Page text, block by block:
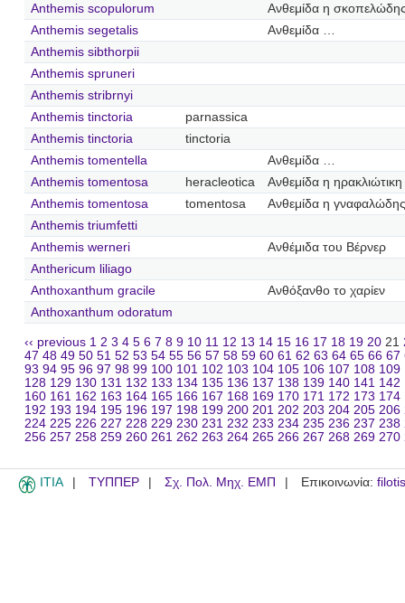
Anthemis scopulorum
Ανθεμίδα η
Anthemis segetalis
Ανθεμίδα …
Anthemis sibthorpii
Anthemis spruneri
Anthemis stribrnyi
Anthemis tinctoria
parnassica
Anthemis tinctoria
tinctoria
Anthemis tomentella
Ανθεμίδα …
Anthemis tomentosa
heracleotica
Ανθεμίδα η ηρακλιώτικη
Anthemis tomentosa
tomentosa
Ανθεμίδα η γναφαλώδης
Anthemis triumfetti
Anthemis werneri
Ανθέμιδα του Βέρνερ
Anthericum liliago
Anthoxanthum gracile
Ανθόξανθο το χαρίεν
Anthoxanthum odoratum
‹‹ previous 1 2 3 4 5 6 7 8 9 10 11 12 13 14 15 16 17 18 19 20 21
47 48 49 50 51 52 53 54 55 56 57 58 59 60 61 62 63 64 65 66 67
93 94 95 96 97 98 99 100 101 102 103 104 105 106 107 108 109
128 129 130 131 132 133 134 135 136 137 138 139 140 141 142
160 161 162 163 164 165 166 167 168 169 170 171 172 173 174
192 193 194 195 196 197 198 199 200 201 202 203 204 205 206
224 225 226 227 228 229 230 231 232 233 234 235 236 237 238
256 257 258 259 260 261 262 263 264 265 266 267 268 269 270
ITIA ΤΥΠΠΕΡ Σχ. Πολ. Μηχ. ΕΜΠ Επικοινωνία: